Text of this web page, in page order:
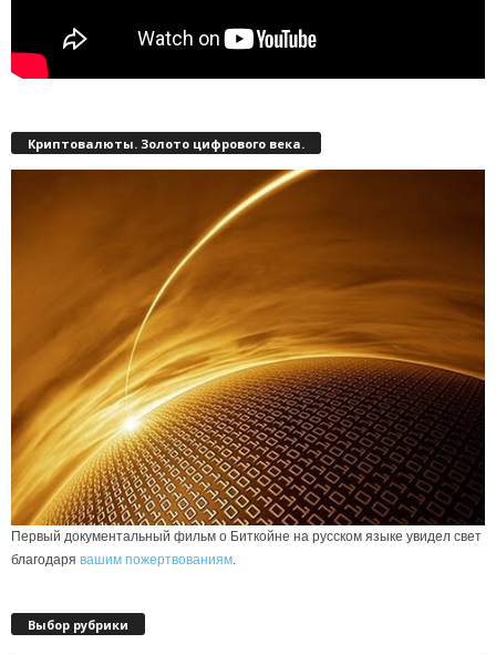
Криптовалюты. Золото цифрового века.
Первый документальный фильм о Биткойне на русском языке увидел свет
благодаря вашим пожертвованиям.
Выбор рубрики